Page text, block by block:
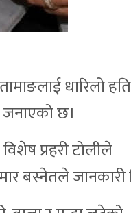
धारिलो
जनाएको छ।
प्रहरी टोलीले
बस्नेतले जानकारी